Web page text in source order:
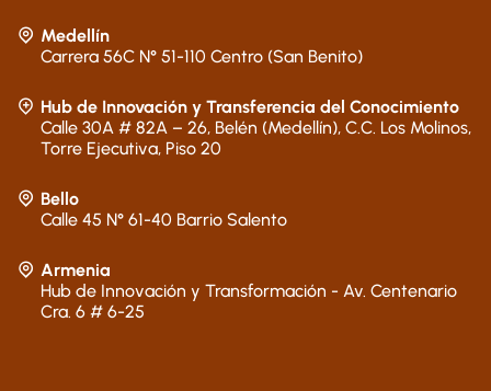
Medellín
Carrera 56C N° 51-110 Centro (San Benito)
Hub de Innovación y Transferencia del Conocimiento
Calle 30A # 82A – 26, Belén (Medellín), C.C. Los Molinos,
Torre Ejecutiva, Piso 20
Bello
Calle 45 N° 61-40 Barrio Salento
Armenia
Hub de Innovación y Transformación - Av. Centenario
Cra. 6 # 6-25